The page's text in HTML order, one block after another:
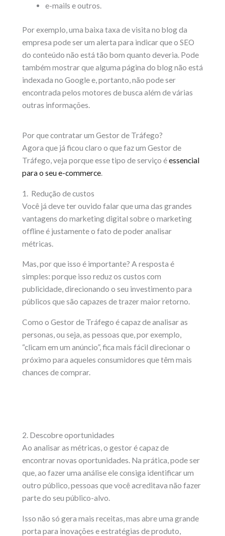
e-mails e outros.
Por exemplo, uma baixa taxa de visita no blog da
empresa pode ser um alerta para indicar que o SEO
do conteúdo não está tão bom quanto deveria. Pode
também mostrar que alguma página do blog não está
indexada no Google e, portanto, não pode ser
encontrada pelos motores de busca além de várias
outras informações.
Por que contratar um Gestor de Tráfego?
Agora que já ficou claro o que faz um Gestor de
Tráfego, veja porque esse tipo de serviço éessencial
para o seu e-commerce.
1. Redução de custos
Você já deve ter ouvido falar que uma das grandes
vantagens do marketing digital sobre o marketing
offline é justamente o fato de poder analisar
métricas.
Mas, por que isso é importante? A resposta é
simples: porque isso reduz os custos com
publicidade, direcionando o seu investimento para
públicos que são capazes de trazer maior retorno.
Como o Gestor de Tráfego é capaz de analisar as
personas, ou seja, as pessoas que, por exemplo,
“clicam em um anúncio”, fica mais fácil direcionar o
próximo para aqueles consumidores que têm mais
chances de comprar.
2. Descobre oportunidades
Ao analisar as métricas, o gestor é capaz de
encontrar novas oportunidades. Na prática, pode ser
que, ao fazer uma análise ele consiga identificar um
outro público, pessoas que você acreditava não fazer
parte do seu público-alvo.
Isso não só gera mais receitas, mas abre uma grande
porta para inovações e estratégias de produto,